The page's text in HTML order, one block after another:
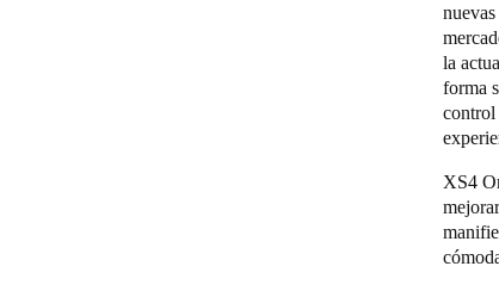
la
forma
control
XS4